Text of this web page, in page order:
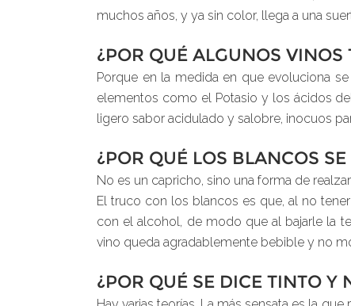
muchos años, y ya sin color, llega a una
¿POR QUÉ ALGUNOS VINOS
Porque en la medida en que evoluciona
elementos como el Potasio y los ácidos
ligero sabor acidulado y salobre, inocuos
¿POR QUÉ LOS BLANCOS
No es un capricho, sino una forma de
El truco con los blancos es que, al no
con el alcohol, de modo que al bajarle la
vino queda agradablemente bebible y no
¿POR QUÉ SE DICE TINTO Y